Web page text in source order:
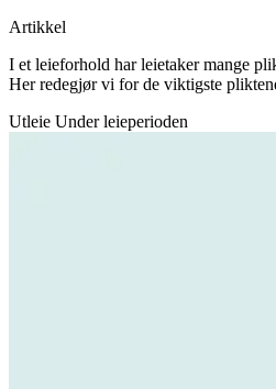
Artikkel
I et leieforhold har leietaker mange
Her redegjør vi for de viktigste
Utleie Under leieperioden